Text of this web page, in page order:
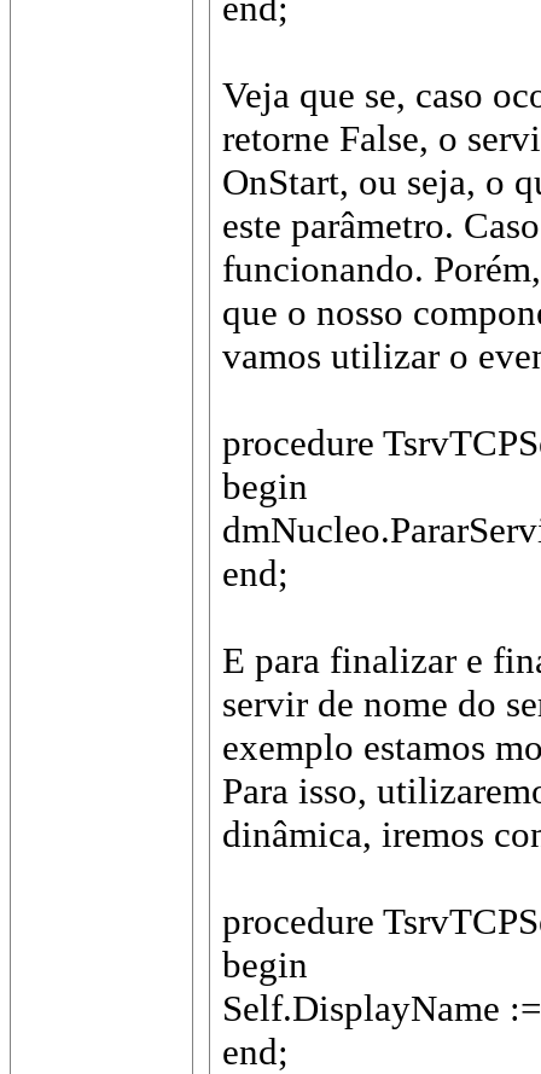
Veja que se, caso
retorne False, o
OnStart, ou seja, o
este parâmetro.
funcionando.
que o nosso
vamos utilizar o
procedure
begin
end;
E para finalizar e
servir de nome do
exemplo estamos
Para isso,
dinâmica, iremos
procedure
begin
Self.DisplayName
end;